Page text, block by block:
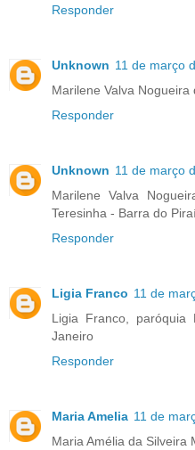
Responder
Unknown 11 de março
Marilene Valva Nogueira
Responder
Unknown 11 de março
Marilene Valva
Teresinha - Barra do
Responder
Ligia Franco 11 de
Ligia Franco,
Janeiro
Responder
Maria Amelia 11 de
Maria Amélia da Silveira